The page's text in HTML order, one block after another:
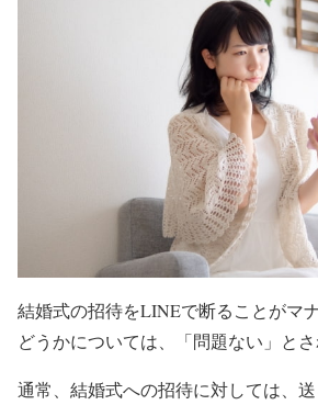
結婚式の招待をLINEで断ることがマ
どうかについては、「問題ない」とさ
通常、結婚式への招待に対しては、